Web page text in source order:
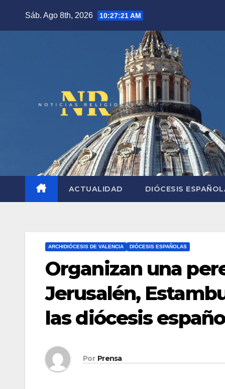
Sáb. Ago 8th, 2026 10:27:22 AM
ACTUALIDAD DIÓCESIS
ARCHIDIÓCESIS DE VALENCIA DIÓCESIS ESPAÑOLAS
Organizan una
Jerusalén,
las diócesis
Por Prensa